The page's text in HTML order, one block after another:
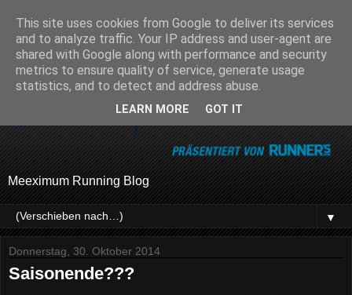
Meeximum Running Blog
▼
Donnerstag, 30. Oktober 2014
Saisonende???
This site uses cookies from Google to deliver its services
and to analyze traffic. Your IP address and user-agent are
shared with Google along with performance and security
metrics to ensure quality of service, generate usage
statistics, and to detect and address abuse.
LEARN MORE GOT IT